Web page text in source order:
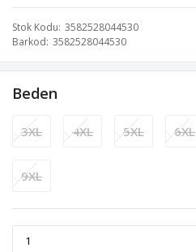
Stok Kodu 3582528044530
Barkod 3582528044530
Beden
3XL 4XL 5XL 6XL
9XL